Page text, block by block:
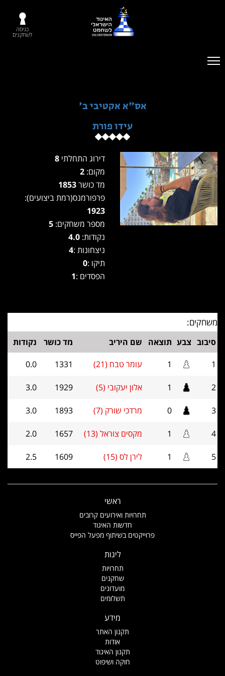
כניסה
לשחקנים
אס"א אקטיבי ב'
עידו פורת
דירוג התחלתי
מקום:
מד כושר
פרפורמנס(רמת ביצועים):
1923
מספר משחקים:
נקודות: 4.0
ניצחונות :4
תיקו :0
הפסדים :1
משחקים:
סיבוב צבע תוצאה שם היריב מד כושר
נקודות
1
1 עומר טבח (21) 1331
0.0
2
1 אלון יעקובי (5) 1929
3.0
3
0 מרדכי שורק (7) 1893
3.0
4
1 מקסים צוראל (13) 1657
2.0
5
1 לירן לס (15) 1609
2.5
ראשי
תחרויות ואירועים קרובים
חדשות האיגוד
פרוייקטים בשיתוף מפעל הפייס
ליגות
תחרויות
שחקנים
מועדונים
תשלומים
מידע
תקנון האתר
אודות
תקנון האיגוד
חוקה ושיפוט